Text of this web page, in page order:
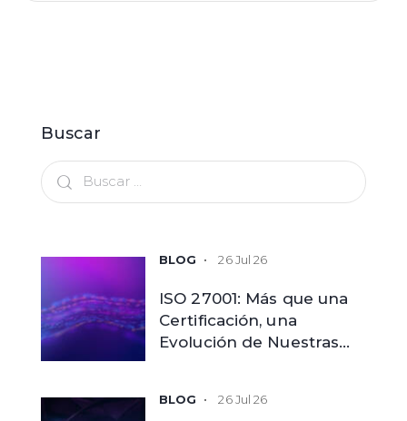
Buscar
ISO 27001: Más que una
Certificación, una
Evolución de Nuestras
26 Jul 26
26 Jul 26